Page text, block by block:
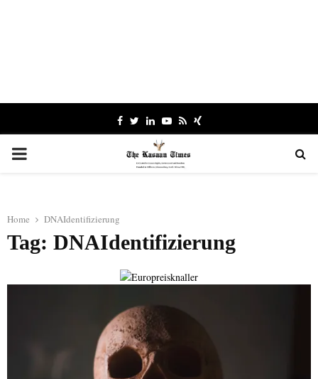
Facebook
TwitterLinkedinYoutube
RssXing
PRIMARY
Home DNAIdentifizierung
Tag: DNAIdentifizierung